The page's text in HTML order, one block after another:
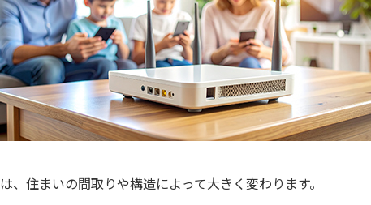
、住まいの間取りや構造によって大きく変わります。